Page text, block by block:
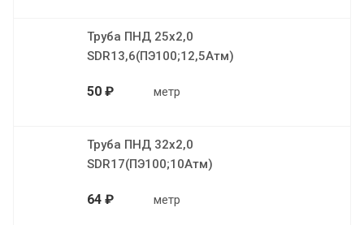
Труба ПНД 25х2,0
SDR13,6(ПЭ100;12,5Атм)
50 ₽ метр
Труба ПНД 32х2,0
SDR17(ПЭ100;10Атм)
64 ₽ метр